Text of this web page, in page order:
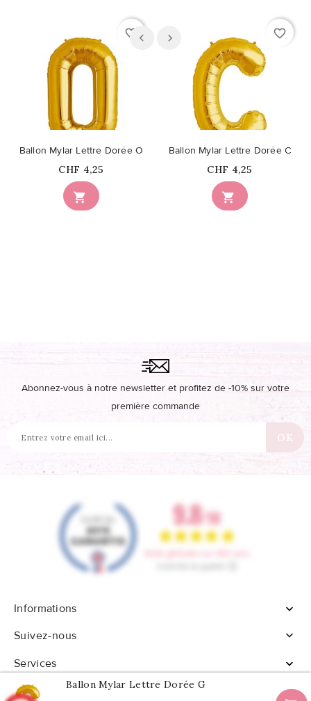
favorite_border

Ballon Mylar Lettre Dorée O
Prix
CHF 4,25
favorite_border

Ballon Mylar Lettre Dorée C
Prix
CHF 4,25
Ballon Mylar Lettre Dorée G
Abonnez-vous à notre newsletter et profitez de -10% sur votre
première commande
Informations

Suivez-nous

Services
